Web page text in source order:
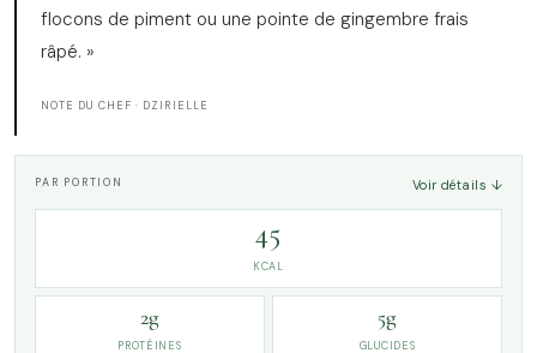
flocons de piment ou une pointe de gingembre frais
râpé. »
NOTE DU CHEF · DZIRIELLE
PAR PORTION Voir détails ↓
45
KCAL
2g
PROTÉINES
5g
GLUCIDES